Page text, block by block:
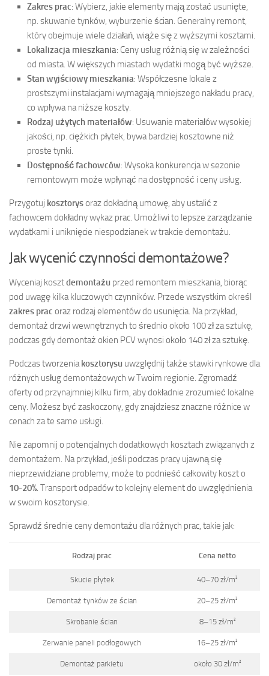
Zakres prac: Wybierz, jakie elementy mają zostać usunięte,
np. skuwanie tynków, wyburzenie ścian. Generalny remont,
który obejmuje wiele działań, wiąże się z wyższymi kosztami.
Lokalizacja mieszkania: Ceny usług różnią się w zależności
od miasta. W większych miastach wydatki mogą być wyższe.
Stan wyjściowy mieszkania: Współczesne lokale z
prostszymi instalacjami wymagają mniejszego nakładu pracy,
co wpływa na niższe koszty.
Rodzaj użytych materiałów: Usuwanie materiałów wysokiej
jakości, np. ciężkich płytek, bywa bardziej kosztowne niż
proste tynki.
Dostępność fachowców: Wysoka konkurencja w sezonie
remontowym może wpłynąć na dostępność i ceny usług.
Przygotuj kosztorysoraz dokładną umowę, aby ustalić z
fachowcem dokładny wykaz prac. Umożliwi to lepsze zarządzanie
wydatkami i uniknięcie niespodzianek w trakcie demontażu.
Jak wycenić czynności demontażowe?
Wyceniaj kosztdemontażu przed remontem mieszkania, biorąc
pod uwagę kilka kluczowych czynników. Przede wszystkim określ
zakres prac oraz rodzaj elementów do usunięcia. Na przykład,
demontaż drzwi wewnętrznych to średnio około 100 zł za sztukę,
podczas gdy demontaż okien PCV wynosi około 140 zł za sztukę.
Podczas tworzenia kosztorysu uwzględnij także stawki rynkowe dla
różnych usług demontażowych w Twoim regionie. Zgromadź
oferty od przynajmniej kilku firm, aby dokładnie zrozumieć lokalne
ceny. Możesz być zaskoczony, gdy znajdziesz znaczne różnice w
cenach za te same usługi.
Nie zapomnij o potencjalnych dodatkowych kosztach związanych z
demontażem. Na przykład, jeśli podczas pracy ujawną się
nieprzewidziane problemy, może to podnieść całkowity koszt o
10-20% . Transport odpadów to kolejny element do uwzględnienia
w swoim kosztorysie.
Sprawdź średnie ceny demontażu dla różnych prac, takie jak:
Rodzaj prac Cena netto
Skucie płytek 40–70 zł/m²
Demontaż tynków ze ścian 20–25 zł/m²
Skrobanie ścian 8–15 zł/m²
Zerwanie paneli podłogowych 16–25 zł/m²
Demontaż parkietu około 30 zł/m²